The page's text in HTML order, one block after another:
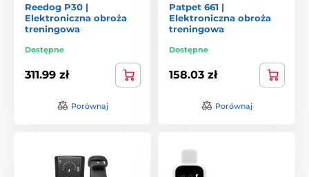
Reedog P30 |
Elektroniczna obroża
treningowa
Dostępne
311.99 zł
Porównaj
Patpet 661 |
Elektroniczna obroża
treningowa
Dostępne
158.03 zł
Porównaj